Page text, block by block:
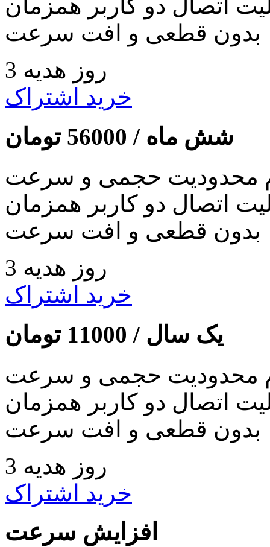
اتصال دو کاربر همزمان
بدون قطعی و افت سرعت
3 روز هدیه
خرید اشتراک
شش ماه / 56000 تومان
محدودیت حجمی و سرعت
اتصال دو کاربر همزمان
بدون قطعی و افت سرعت
3 روز هدیه
خرید اشتراک
یک سال / 11000 تومان
محدودیت حجمی و سرعت
اتصال دو کاربر همزمان
بدون قطعی و افت سرعت
3 روز هدیه
خرید اشتراک
افزایش سرعت